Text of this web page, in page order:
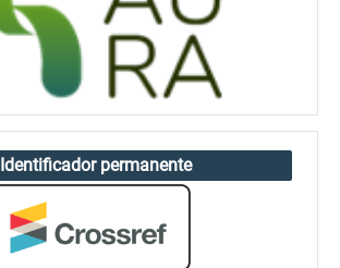
Identificador permanente